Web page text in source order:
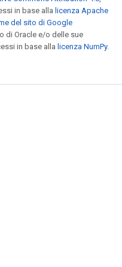
in base alla licenza Apache
del sito di Google
di Oracle e/o delle sue
in base alla licenza NumPy.